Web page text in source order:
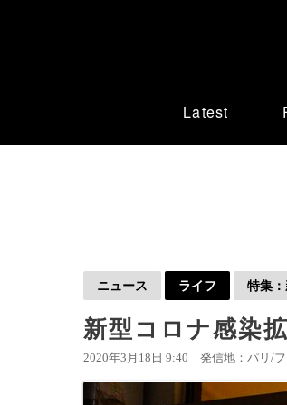
Latest
ニュース ライフ 特集
新型コロナ感染
2020年3月18日 9:40 発信地：パリ/